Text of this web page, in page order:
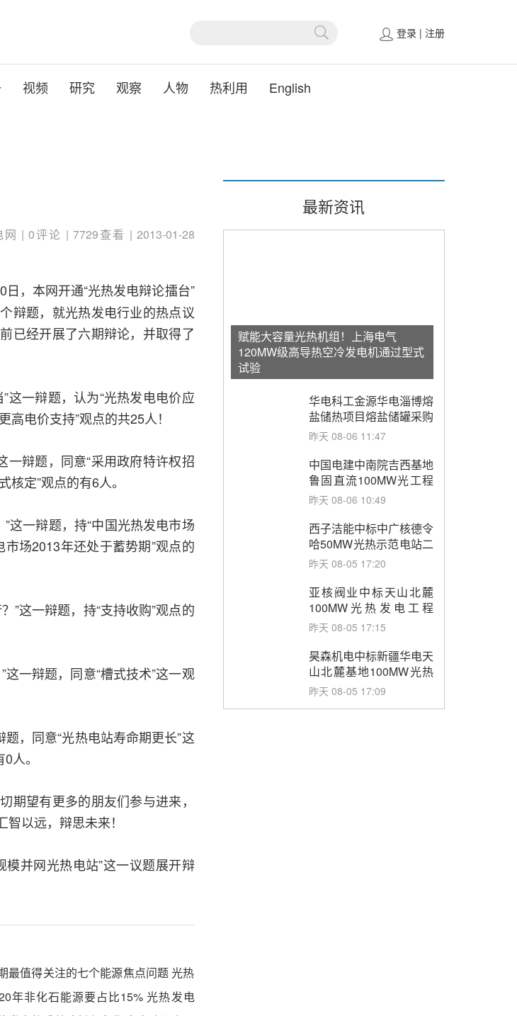
登录 | 注册
视频 研究 观察 人物 热利用 English
| 0评论 | 7729查看 | 2013-01-28
日，本网开通“光热发电辩论擂台”
辩题，就光热发电行业的热点议
已经开展了六期辩论，并取得了
一辩题，认为“光热发电电价应
电价支持”观点的共25人！
辩题，同意“采用政府特许权招
定”观点的有6人。
一辩题，持“中国光热发电市场
场2013年还处于蓄势期”观点的
这一辩题，持“支持收购”观点的
一辩题，同意“槽式技术”这一观
，同意“光热电站寿命期更长”这
人。
望有更多的朋友们参与进来，
以远，辩思未来！
并网光热电站”这一议题展开辩
最值得关注的七个能源焦点问题 光热
其中
年非化石能源要占比15% 光热发电
最新资讯
赋能大容量光热机组！上海电气
120MW级高导热空冷发电机通过型式
试验
华电科工金源华电淄博熔
盐储热项目熔盐储罐采购
昨天 08-06 11:47
中国电建中南院吉西基地
鲁固直流100MW光工程
性能试验采购
昨天 08-06 10:49
西子洁能中标中广核德令
哈50MW光热示范电站二
列蒸汽发生器设备采购
昨天 08-05 17:20
亚核阀业中标天山北麓
100MW光热发电工程
EPC总承包项目熔盐截
购
昨天 08-05 17:15
昊森机电中标新疆华电天
山北麓基地100MW光热
发电工程EPC总承包项
昨天 08-05 17:09